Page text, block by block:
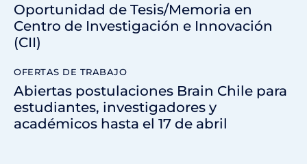
Oportunidad de Tesis/Memoria en
Centro de Investigación e Innovación
(CII)
OFERTAS DE TRABAJO
Abiertas postulaciones Brain Chile para
estudiantes, investigadores y
académicos hasta el 17 de abril